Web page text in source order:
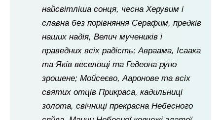
найсвітліша сонця, чесна Херувим і
славна без порівняння Серафим, предків
наших надія, Велич мучеників і
праведних всіх радість; Авраама, Ісаака
та Яків веселощі та Гедеона руно
зрошене; Мойсеєво, Ааронове та всіх
святих отців Прикраса, кадильниці
золота, свічниці прекрасна Небесного